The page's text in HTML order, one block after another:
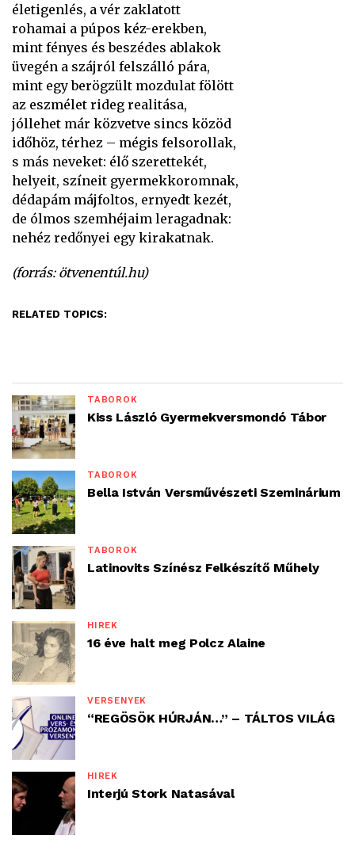
életigenlés, a vér zaklatott
rohamai a púpos kéz-erekben,
mint fényes és beszédes ablakok
üvegén a szájról felszálló pára,
mint egy berögzült mozdulat fölött
az eszmélet rideg realitása,
jóllehet már közvetve sincs közöd
időhöz, térhez – mégis felsorollak,
s más neveket: élő szerettekét,
helyeit, színeit gyermekkoromnak,
dédapám májfoltos, ernyedt kezét,
de ólmos szemhéjaim leragadnak:
nehéz redőnyei egy kirakatnak.
(forrás: ötvenentúl.hu)
RELATED TOPICS:
TÁBOROK
Kiss László Gyermekversmondó Tábor
TÁBOROK
Bella István Versművészeti Szeminárium
TÁBOROK
Latinovits Színész Felkészítő Műhely
HÍREK
16 éve halt meg Polcz Alaine
VERSENYEK
“REGÖSÖK HÚRJÁN…” – TÁLTOS VILÁG
HÍREK
Interjú Stork Natasával